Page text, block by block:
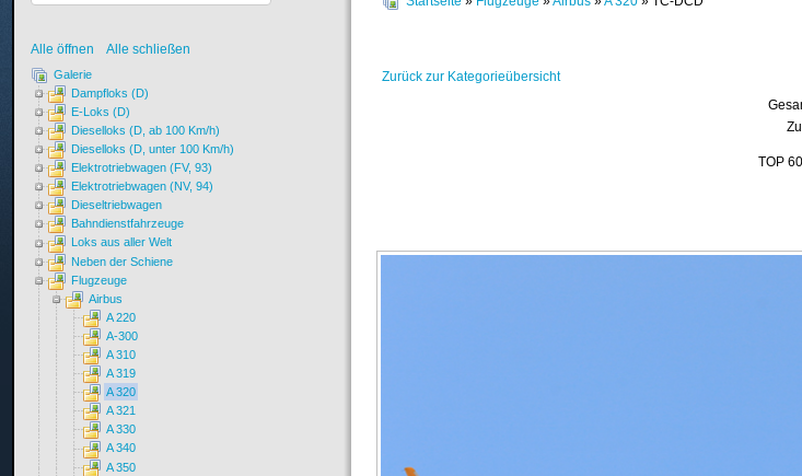
Zurück zur Kategorieübersicht
TOP
Alle öffnen Alle schließen
Galerie
Dampfloks (D)
E-Loks (D)
Dieselloks (D, ab 100 Km/h)
Dieselloks (D, unter 100 Km/h)
Elektrotriebwagen (FV, 93)
Elektrotriebwagen (NV, 94)
Dieseltriebwagen
Bahndienstfahrzeuge
Loks aus aller Welt
Neben der Schiene
Flugzeuge
Airbus
A 220
A-300
A 310
A 319
A 320
A 321
A 330
A 340
A 350